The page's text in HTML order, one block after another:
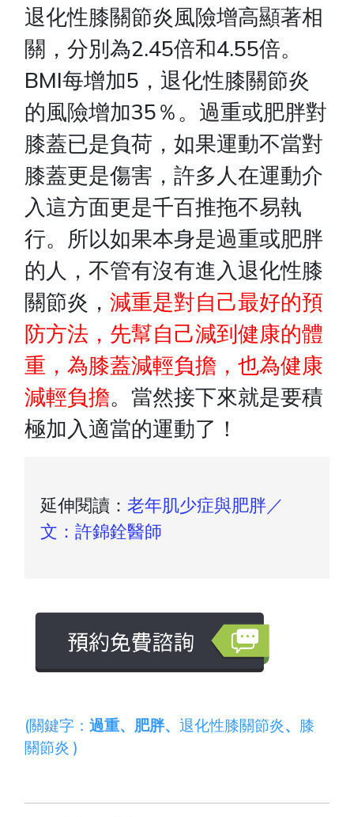
退化性膝關節炎風險增高顯著相
關，分別為2.45倍和4.55倍。
BMI每增加5，退化性膝關節炎
的風險增加35％。過重或肥胖對
膝蓋已是負荷，如果運動不當對
膝蓋更是傷害，許多人在運動介
入這方面更是千百推拖不易執
行。所以如果本身是過重或肥胖
的人，不管有沒有進入退化性膝
關節炎，減重是對自己最好的預
防方法，先幫自己減到健康的體
重，為膝蓋減輕負擔，也為健康
減輕負擔。當然接下來就是要積
極加入適當的運動了！
延伸閱讀：老年肌少症與肥胖／
文：許錦銓醫師
(關鍵字：過重、 肥胖、退化性膝關節炎、 膝
關節炎 )